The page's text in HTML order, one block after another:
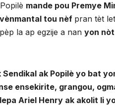
mande pou Premye
tou nèf pran tèt
la ap egzije a nan yon
ak Popilè yo bat
ensekirite, grangou,
Ariel Henry ak akolit li